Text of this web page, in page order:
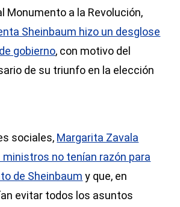
Monumento a la Revolución,
Sheinbaum hizo un desglose
gobierno, con motivo del
de su triunfo en la elección
sociales, Margarita Zavala
ministros no tenían razón para
de Sheinbaum y que, en
evitar todos los asuntos